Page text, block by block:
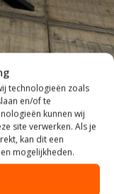
technologieën zoals
en/of te
kunnen wij
site verwerken. Als je
kan dit een
mogelijkheden.